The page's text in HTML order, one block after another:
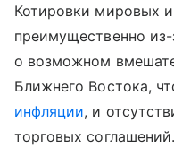
Котировки мировых
преимущественно
о возможном
Ближнего Востока,
инфляции, и
торговых соглашений.